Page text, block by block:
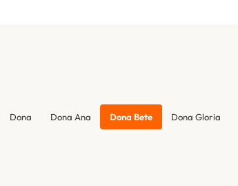
Dona Dona Ana Dona Bete Dona Gloria